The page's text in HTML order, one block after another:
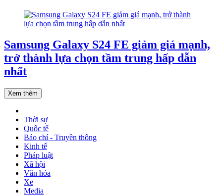
Samsung Galaxy S24 FE giảm giá mạnh,
trở thành lựa chọn tầm trung hấp dẫn
nhất
Xem thêm
Thời sự
Quốc tế
Báo chí - Truyền thông
Kinh tế
Pháp luật
Xã hội
Văn hóa
Xe
Media